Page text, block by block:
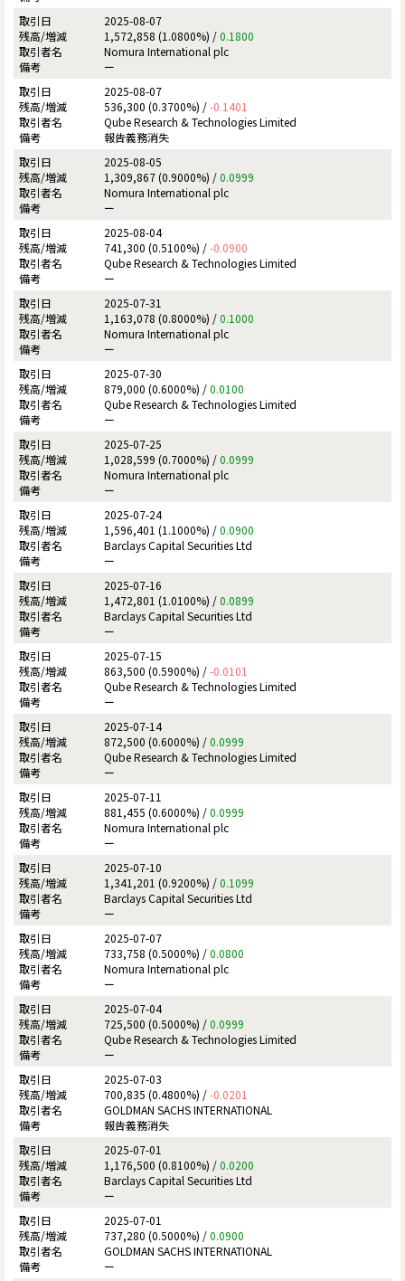
2025-08-07
1,572,858 (1.0800%) /0.1800
Nomura International plc
ー
2025-08-07
536,300 (0.3700%) /-0.1401
Qube Research & Technologies Limited
報告義務消失
2025-08-05
1,309,867 (0.9000%) /0.0999
Nomura International plc
ー
2025-08-04
741,300 (0.5100%) /-0.0900
Qube Research & Technologies Limited
ー
2025-07-31
1,163,078 (0.8000%) /0.1000
Nomura International plc
ー
2025-07-30
879,000 (0.6000%) /0.0100
Qube Research & Technologies Limited
ー
2025-07-25
1,028,599 (0.7000%) /0.0999
Nomura International plc
ー
2025-07-24
1,596,401 (1.1000%) /0.0900
Barclays Capital Securities Ltd
ー
2025-07-16
1,472,801 (1.0100%) /0.0899
Barclays Capital Securities Ltd
ー
2025-07-15
863,500 (0.5900%) /-0.0101
Qube Research & Technologies Limited
ー
2025-07-14
872,500 (0.6000%) /0.0999
Qube Research & Technologies Limited
ー
2025-07-11
881,455 (0.6000%) /0.0999
Nomura International plc
ー
2025-07-10
1,341,201 (0.9200%) /0.1099
Barclays Capital Securities Ltd
ー
2025-07-07
733,758 (0.5000%) /0.0800
Nomura International plc
ー
2025-07-04
725,500 (0.5000%) /0.0999
Qube Research & Technologies Limited
ー
2025-07-03
700,835 (0.4800%) /-0.0201
GOLDMAN SACHS INTERNATIONAL
報告義務消失
2025-07-01
1,176,500 (0.8100%) /0.0200
Barclays Capital Securities Ltd
ー
2025-07-01
737,280 (0.5000%) /0.0900
GOLDMAN SACHS INTERNATIONAL
ー